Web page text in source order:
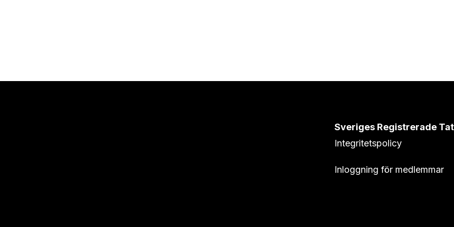
Sveriges Registrerade
Integritetspolicy
Inloggning för medlemmar